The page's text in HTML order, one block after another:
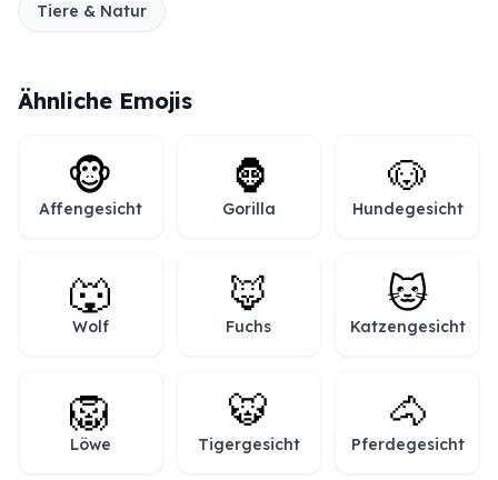
Tiere & Natur
Ähnliche Emojis
🐵
Affengesicht
🦍
Gorilla
🐶
Hundegesicht
🐺
Wolf
🦊
Fuchs
🐱
Katzengesicht
🦁
Löwe
🐯
Tigergesicht
🐴
Pferdegesicht